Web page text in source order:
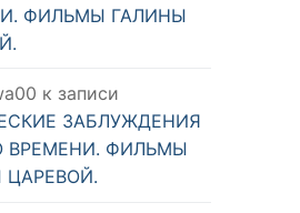
ФИЛЬМЫ ГАЛИНЫ
к записи
ЗАБЛУЖДЕНИЯ
ВРЕМЕНИ. ФИЛЬМЫ
ЦАРЕВОЙ.